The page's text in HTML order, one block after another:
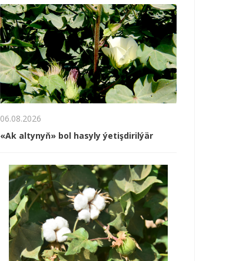
06.08.2026
«Ak altynyň» bol hasyly ýetişdirilýär